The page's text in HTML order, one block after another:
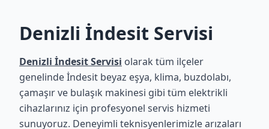
Denizli İndesit Servisi
Denizli İndesit Servisi olarak tüm ilçeler
genelinde İndesit beyaz eşya, klima, buzdolabı,
çamaşır ve bulaşık makinesi gibi tüm elektrikli
cihazlarınız için profesyonel servis hizmeti
sunuyoruz. Deneyimli teknisyenlerimizle arızaları